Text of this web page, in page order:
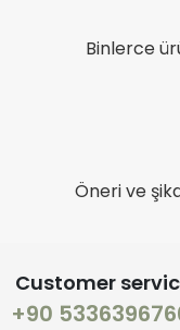
Binlerce
Öneri ve
Customer
+90